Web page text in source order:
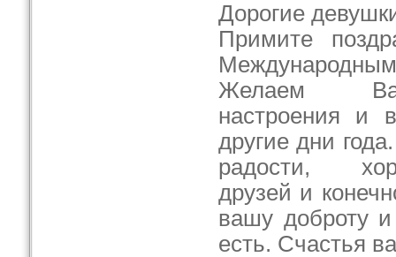
Дорогие
Примите
Желаем
настроения и
другие дни
радости,
друзей и
вашу доброту
есть. Счастья